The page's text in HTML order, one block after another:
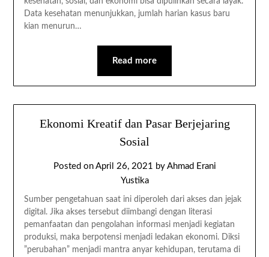
Data kesehatan menunjukkan, jumlah harian kasus baru
kian menurun…
Read more
Ekonomi Kreatif dan Pasar Berjejaring
Sosial
Posted on April 26, 2021 by Ahmad Erani
Yustika
Sumber pengetahuan saat ini diperoleh dari akses dan jejak
digital. Jika akses tersebut diimbangi dengan literasi
pemanfaatan dan pengolahan informasi menjadi kegiatan
produksi, maka berpotensi menjadi ledakan ekonomi. Diksi
”perubahan” menjadi mantra anyar kehidupan, terutama di